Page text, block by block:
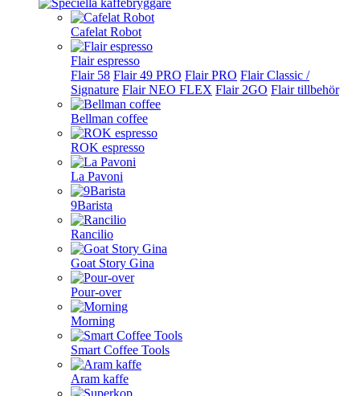
Cafelat Robot
Flair espresso
Flair 58 Flair 49 PRO Flair PRO Flair Classic /
Signature Flair NEO FLEX Flair 2GO Flair tillbehör
Bellman coffee
ROK espresso
La Pavoni
9Barista
Rancilio
Goat Story Gina
Pour-over
Morning
Smart Coffee Tools
Aram kaffe